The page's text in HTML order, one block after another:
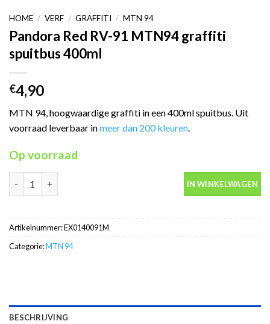
HOME / VERF / GRAFFITI / MTN 94
Pandora Red RV-91 MTN94 graffiti
spuitbus 400ml
€4,90
MTN 94, hoogwaardige graffiti in een 400ml spuitbus. Uit
voorraad leverbaar inmeer dan 200 kleuren.
Op voorraad
IN WINKELWAGEN
Artikelnummer:EX0140091M
Categorie:MTN 94
BESCHRIJVING